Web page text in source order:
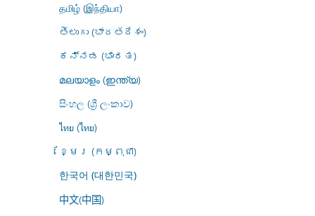
தமிழ் (இந்தியா)
తెలుగు (భారతదేశం)
ಕನ್ನಡ (ಭಾರತ)
മലയാളം (ഇന്ത്യ)
සිංහල (ශ්‍රී ලංකාව)
ไทย (ไทย)
ខ្មែរ (កម្ពុជា)
한국어 (대한민국)
中文(中国)